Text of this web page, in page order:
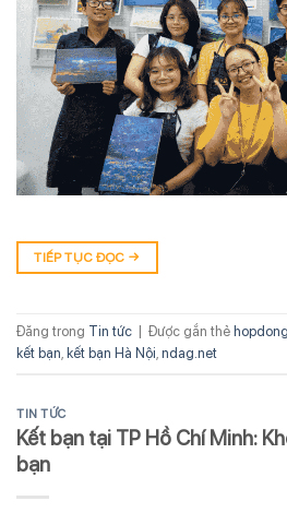
TIẾP TỤC ĐỌC →
Đăng trong Tin tức Được gắn thẻ
kết bạn, kết bạn Hà Nội, ndag.net
TIN TỨC
Kết bạn tại TP Hồ Chí Minh:
bạn